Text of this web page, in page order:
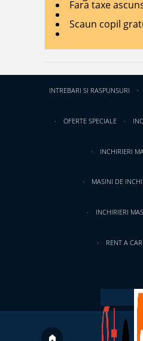
Fara taxe
Scaun copil
INTREBARI SI RASPUNSURI
OFERTE SPECIALE
INCHIRIERI
MASINI DE
INCHIRIERI
RENT A